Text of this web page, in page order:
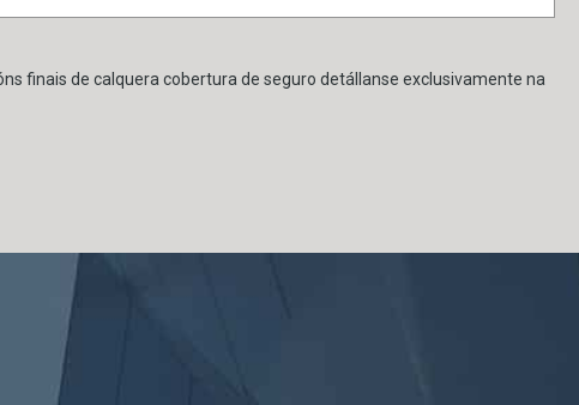
finais de calquera cobertura de seguro detállanse exclusivamente na